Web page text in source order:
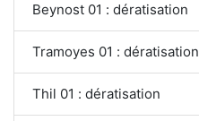
Beynost 01 : dératisation
Tramoyes 01 : dératisation
Thil 01 : dératisation